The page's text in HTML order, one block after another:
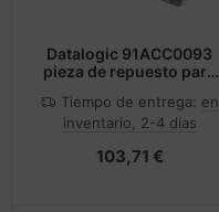
Datalogic 91ACC0093
pieza de repuesto para
tipo PDA Batería
Tiempo de entrega: en
inventario, 2-4 dias
103,71 €